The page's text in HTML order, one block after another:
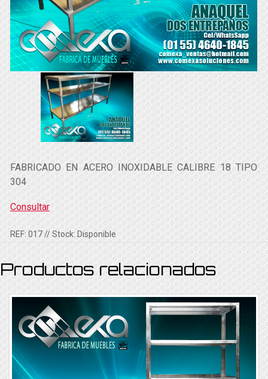
FABRICADO EN ACERO INOXIDABLE CALIBRE 18 TIPO
304
Consultar
REF: 017 // Stock:Disponible
Productos relacionados